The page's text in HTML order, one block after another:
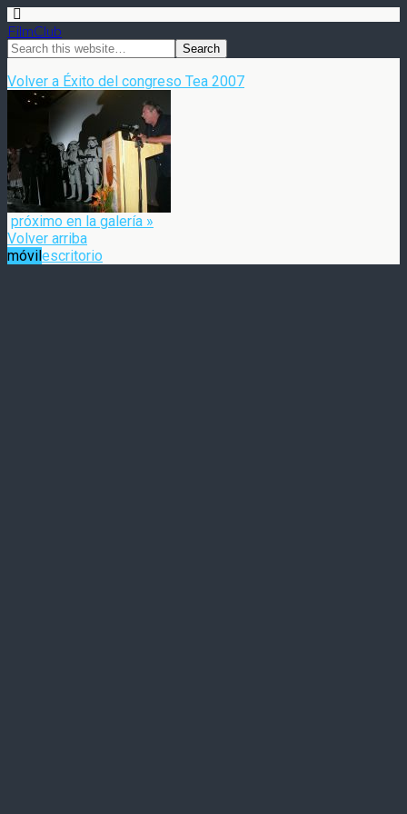
FilmClub
Volver a Éxito del congreso Tea 2007
próximo en la galería »
Volver arriba
móvilescritorio